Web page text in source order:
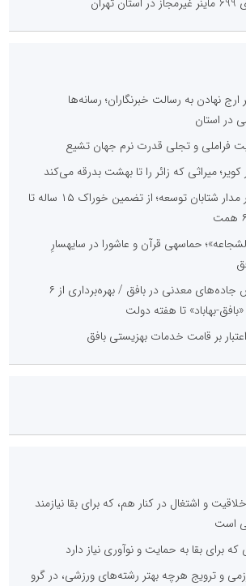
ارج نهادن به رسالت خبرنگاران؛ رسانه‌ها
در استان
فراملی و تجلی قدرت نرم جهان تشیع
میراثی که زائر را تا بهشت بدرقه می‌کند
سنگ‌آهن مرکزی در مدار شتابان توسعه؛ از تضمین خوراک ۱۵ ساله تا
حماسهی قرآن و عاشورا در سایهسارِ
خداحافظی با کابوس جاده‌های معدنی در بافق / بهره‌برداری از ۶
بهاباد» تا هفته دولت
بر قامت خدمات بهزیستی بافق
و اشتغال در کنار هم، که برای بقا نیازمند
است
که برای بقا به حمایت و نوآوری نیاز دارد
و ترویج هرچه بهتر رشته‌های ورزشی، در گرو